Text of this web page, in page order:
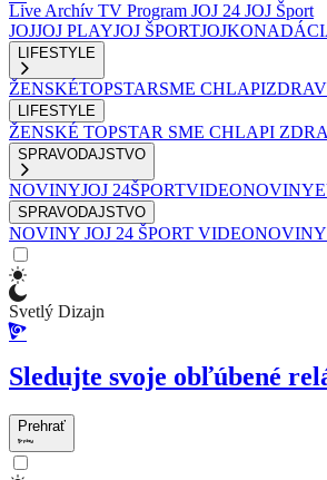
Live Archív TV Program JOJ 24 JOJ Šport
JOJJOJ PLAYJOJ ŠPORTJOJKO
LIFESTYLE
ŽENSKÉTOPSTARSME CHLAPI
LIFESTYLE
ŽENSKÉ TOPSTAR SME CHLAPI
SPRAVODAJSTVO
NOVINYJOJ 24ŠPORTVIDEONOVINY
SPRAVODAJSTVO
NOVINY JOJ 24 ŠPORT VIDEONOVINY
Svetlý Dizajn
Sledujte svoje obľúbené
Prehrať